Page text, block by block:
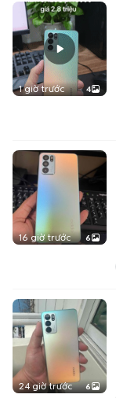
1 giờ trước 4
16 giờ trước 6
24 giờ trước 6